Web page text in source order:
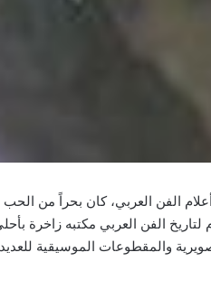
الفن العربي، كان بحراً من
والمقطوعات الموسيقية للعديد